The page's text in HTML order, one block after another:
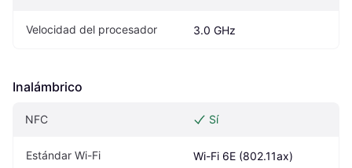
Velocidad del procesador 3.0 GHz
Inalámbrico
NFC Sí
Estándar Wi-Fi Wi-Fi 6E (802.11ax)